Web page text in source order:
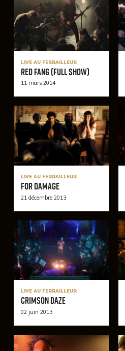
LIVE AU FERRAILLEUR
Red Fang (Full Show)
11 mars 2014
LIVE AU FERRAILLEUR
For Damage
21 décembre 2013
LIVE AU FERRAILLEUR
Crimson Daze
02 juin 2013